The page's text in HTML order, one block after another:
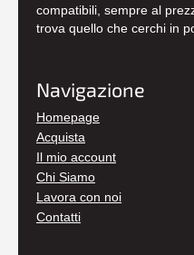
compatibili, sempre al
trova quello che cerchi in
Navigazione
Homepage
Acquista
Il mio account
Chi Siamo
Lavora con noi
Contatti